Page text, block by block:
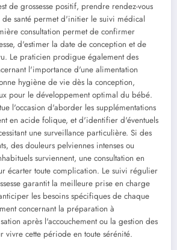
de grossesse positif, prendre rendez-vous
de santé permet d'initier le suivi médical
consultation permet de confirmer
d'estimer la date de conception et de
Le praticien prodigue également des
l'importance d'une alimentation
hygiène de vie dès la conception,
pour le développement optimal du bébé.
l'occasion d'aborder les supplémentations
en acide folique, et d'identifier d'éventuels
une surveillance particulière. Si des
des douleurs pelviennes intenses ou
surviennent, une consultation en
écarter toute complication. Le suivi régulier
garantit la meilleure prise en charge
les besoins spécifiques de chaque
concernant la préparation à
après l'accouchement ou la gestion des
vivre cette période en toute sérénité.